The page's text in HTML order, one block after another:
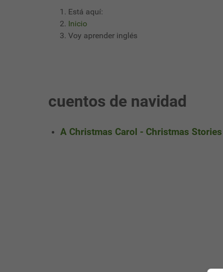
Está aquí:
Inicio
Voy aprender inglés
cuentos de navidad
A Christmas Carol - Christmas